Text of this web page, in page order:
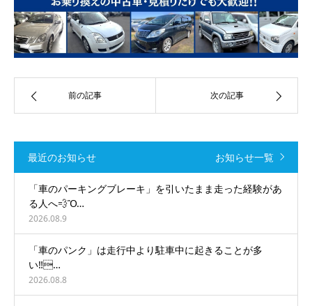
前の記事 次の記事
最近のお知らせ お知らせ一覧
「車のパーキングブレーキ」を引いたまま走った経験があ
る人へ💨Ὂ…
2026.08.9
「車のパンク」は走行中より駐車中に起きることが多
い‼️…
2026.08.8